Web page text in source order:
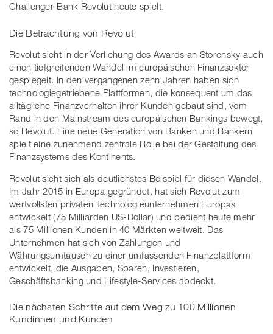
Challenger-Bank Revolut heute spielt.
Die Betrachtung von Revolut
Revolut sieht in der Verliehung des Awards an Storonsky auch
einen tiefgreifenden Wandel im europäischen Finanzsektor
gespiegelt. In den vergangenen zehn Jahren haben sich
technologiegetriebene Plattformen, die konsequent um das
alltägliche Finanzverhalten ihrer Kunden gebaut sind, vom
Rand in den Mainstream des europäischen Bankings bewegt,
so Revolut. Eine neue Generation von Banken und Bankern
spielt eine zunehmend zentrale Rolle bei der Gestaltung des
Finanzsystems des Kontinents.
Revolut sieht sich als deutlichstes Beispiel für diesen Wandel.
Im Jahr 2015 in Europa gegründet, hat sich Revolut zum
wertvollsten privaten Technologieunternehmen Europas
entwickelt (75 Milliarden US-Dollar) und bedient heute mehr
als 75 Millionen Kunden in 40 Märkten weltweit. Das
Unternehmen hat sich von Zahlungen und
Währungsumtausch zu einer umfassenden Finanzplattform
entwickelt, die Ausgaben, Sparen, Investieren,
Geschäftsbanking und Lifestyle-Services abdeckt.
Die nächsten Schritte auf dem Weg zu 100 Millionen
Kundinnen und Kunden